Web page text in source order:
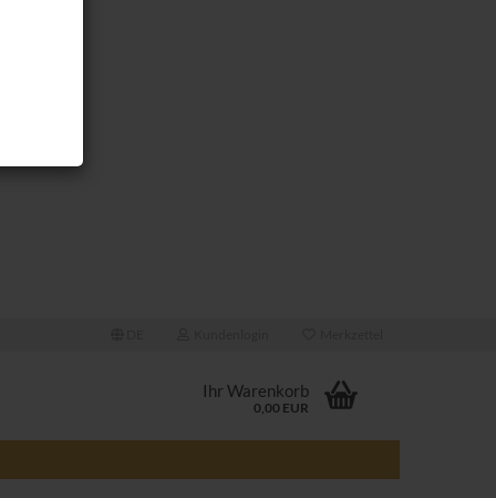
Ihr Warenkorb
0,00 EUR